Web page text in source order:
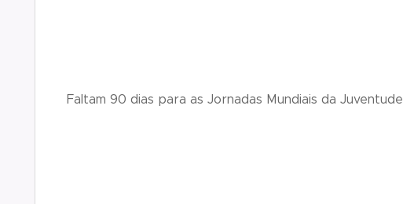
Faltam 90 dias para as Jornadas Mundiais da Juventude